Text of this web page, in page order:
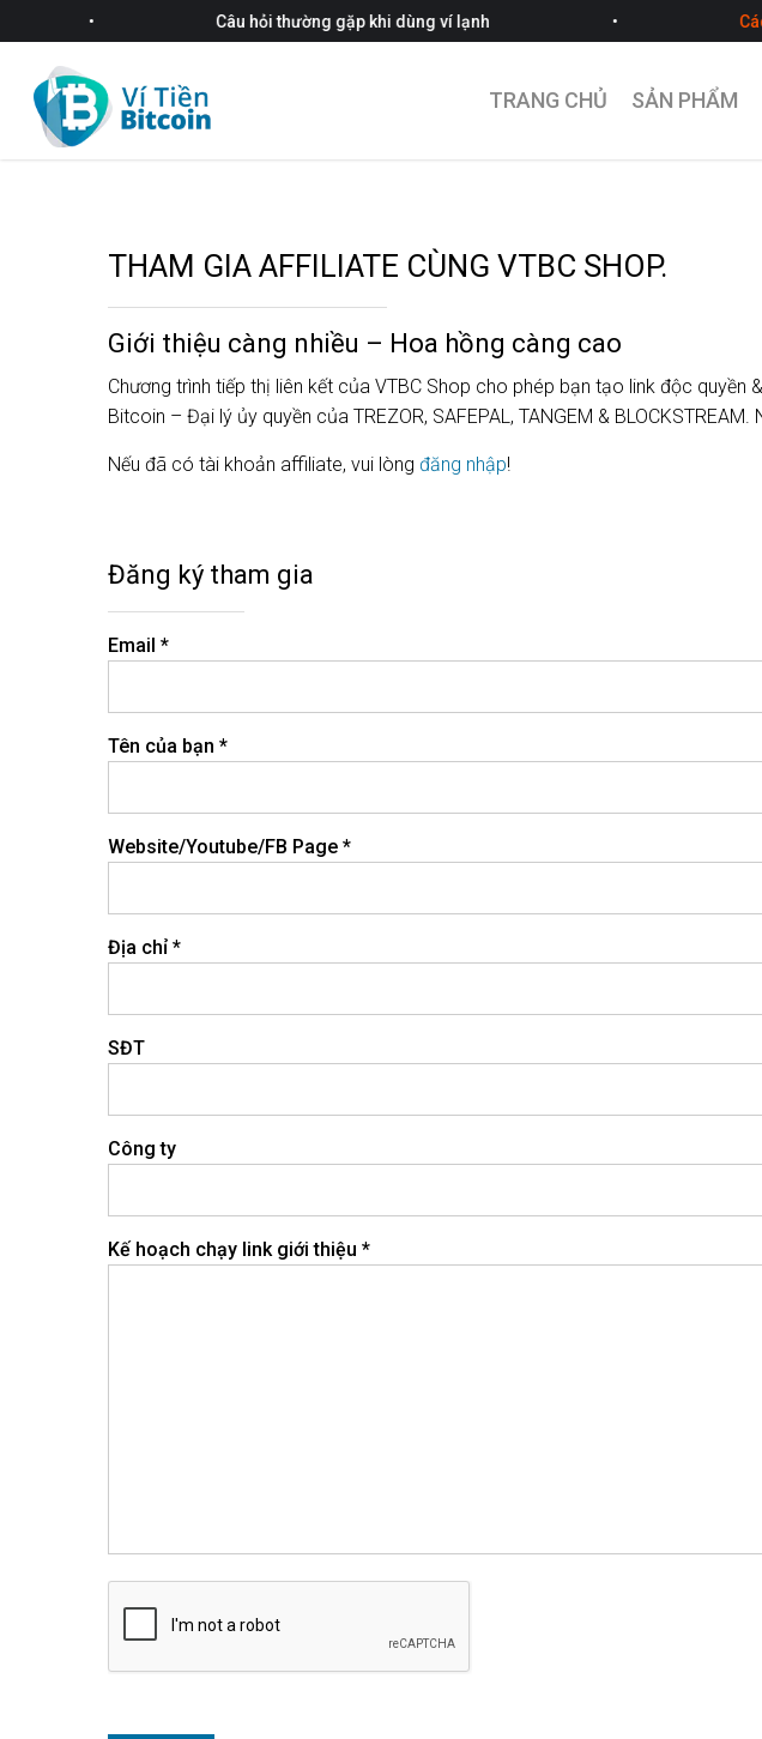
Câu hỏi thường gặp khi dùng ví lạnh Các
TRANG CHỦ SẢN PHẨM
THAM GIA AFFILIATE CÙNG VTBC SHOP.
Giới thiệu càng nhiều – Hoa hồng càng cao
Chương trình tiếp thị liên kết của VTBC Shop cho phép bạn tạo link độc
Bitcoin – Đại lý ủy quyền của TREZOR, SAFEPAL, TANGEM &
Nếu đã có tài khoản affiliate, vui lòng đăng nhập!
Đăng ký tham gia
Email *
Tên của bạn *
Website/Youtube/FB Page *
Địa chỉ *
SĐT
Công ty
Kế hoạch chạy link giới thiệu *